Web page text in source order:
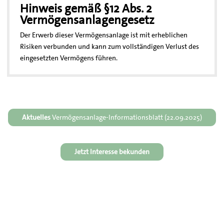
Hinweis gemäß §12 Abs. 2
Vermögensanlagengesetz
Der Erwerb dieser Vermögensanlage ist mit erheblichen
Risiken verbunden und kann zum vollständigen Verlust des
eingesetzten Vermögens führen.
AktuellesVermögensanlage-Informationsblatt (22.09.2025)
Jetzt Interesse bekunden